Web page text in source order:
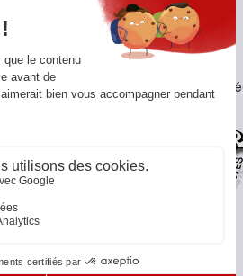
Garantie 3 ans
CGV
FAQ - Questions